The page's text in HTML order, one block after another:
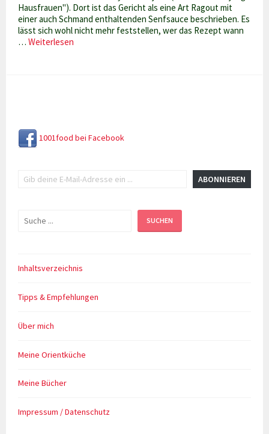
Hausfrauen"). Dort ist das Gericht als eine Art Ragout mit
einer auch Schmand enthaltenden Senfsauce beschrieben. Es
lässt sich wohl nicht mehr feststellen, wer das Rezept wann
…Weiterlesen
1001food bei Facebook
ABONNIEREN
Suchen SUCHEN
Inhaltsverzeichnis
Tipps & Empfehlungen
Über mich
Meine Orientküche
Meine Bücher
Impressum / Datenschutz